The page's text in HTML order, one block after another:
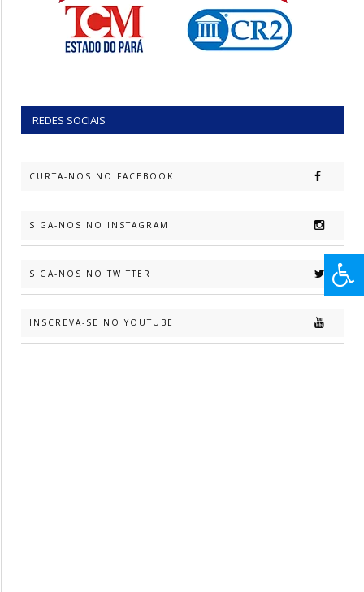
REDES SOCIAIS
CURTA-NOS NO FACEBOOK
SIGA-NOS NO INSTAGRAM
SIGA-NOS NO TWITTER
INSCREVA-SE NO YOUTUBE